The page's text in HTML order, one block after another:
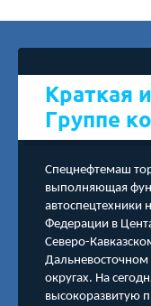
Краткая
Группе
Спецнефтемаш
выполняющая
автоспецтехники
Федерации в
Северо-
округах. На
высокоразвитую